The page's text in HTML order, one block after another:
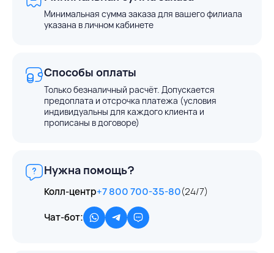
Минимальная сумма заказа для вашего филиала
указана в личном кабинете
Способы оплаты
Только безналичный расчёт. Допускается
предоплата и отсрочка платежа (условия
индивидуальны для каждого клиента и
прописаны в договоре)
Нужна помощь?
Колл-центр+7 800 700-35-80(24/7)
Чат-бот: